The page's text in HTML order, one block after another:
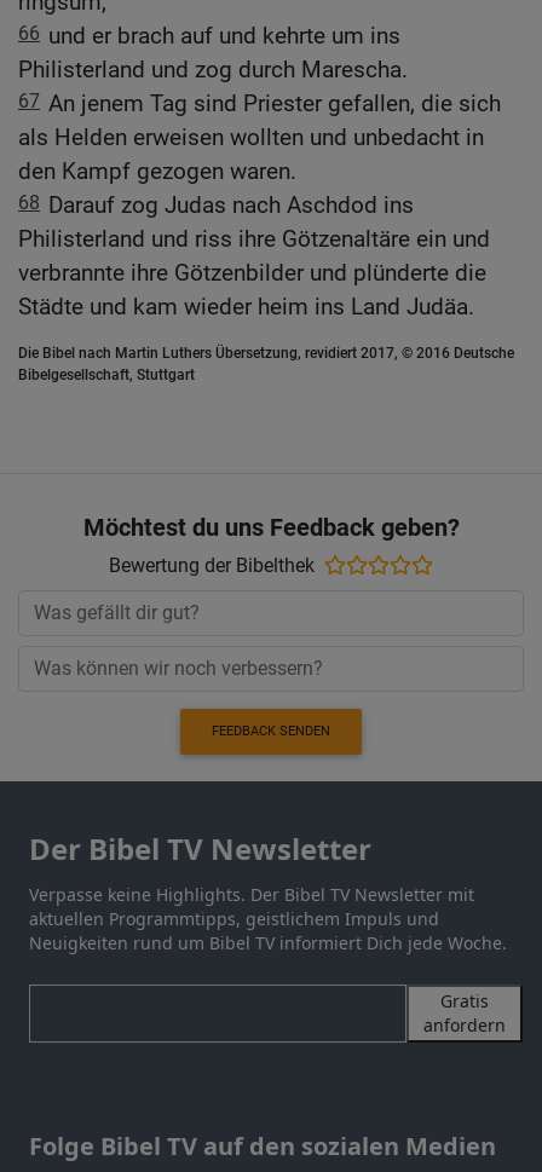
66 und er brach auf und kehrte um ins
Philisterland und zog durch Marescha.
67 An jenem Tag sind Priester gefallen, die sich
als Helden erweisen wollten und unbedacht in
den Kampf gezogen waren.
68 Darauf zog Judas nach Aschdod ins
Philisterland und riss ihre Götzenaltäre ein und
verbrannte ihre Götzenbilder und plünderte die
Städte und kam wieder heim ins Land Judäa.
Die Bibel nach Martin Luthers Übersetzung, revidiert 2017, © 2016 Deutsche
Bibelgesellschaft, Stuttgart
Möchtest du uns Feedback geben?
Bewertung der Bibelthek
FEEDBACK SENDEN
Der Bibel TV Newsletter
Verpasse keine Highlights. Der Bibel TV Newsletter mit
aktuellen Programmtipps, geistlichem Impuls und
Neuigkeiten rund um Bibel TV informiert Dich jede Woche.
Gratis
anfordern
Folge Bibel TV auf den sozialen Medien